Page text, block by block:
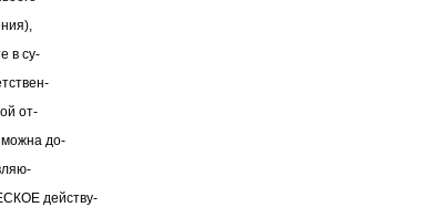
в су-
от-
до-
действу-